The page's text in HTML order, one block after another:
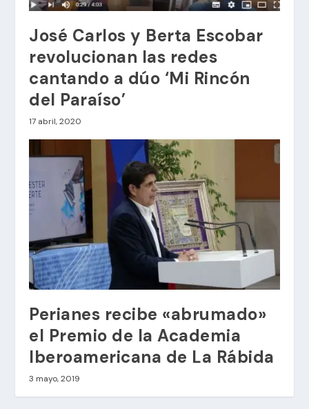
José Carlos y Berta Escobar
revolucionan las redes
cantando a dúo ‘Mi Rincón
del Paraíso’
17 abril, 2020
Perianes recibe «abrumado»
el Premio de la Academia
Iberoamericana de La Rábida
3 mayo, 2019